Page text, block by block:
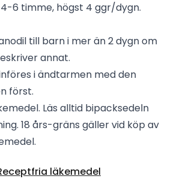
6 timme, högst 4 ggr/dygn.
till barn i mer än 2 dygn om
annat.
i ändtarmen med den
först.
Läs alltid bipacksedeln
18 års-gräns gäller vid köp av
läkemedel